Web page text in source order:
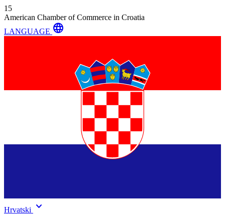
15
American Chamber of Commerce in Croatia
LANGUAGE language
Hrvatski keyboard_arrow_down